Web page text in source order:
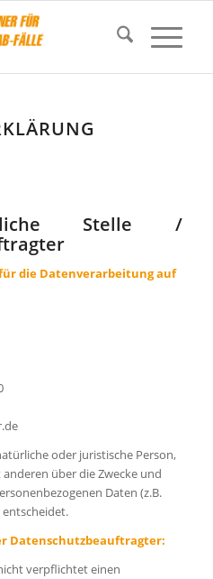
Stelle /
die Datenverarbeitung auf
oder juristische Person,
über die Zwecke und
Daten (z.B.
entscheidet.
Datenschutzbeauftragter:
verpflichtet einen